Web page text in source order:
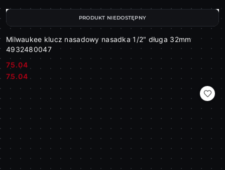
Milwaukee klucz nasadowy nasadka 1/2" długa 32mm
4932480047
Cena:
75.04
Cena:
75.04
PRODUKT NIEDOSTĘPNY